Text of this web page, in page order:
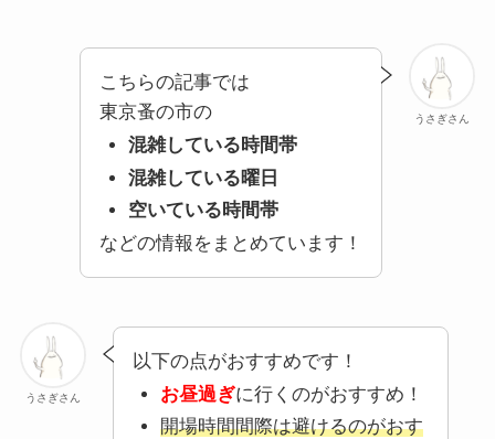
うさぎさん
こちらの記事では
東京蚤の市の
混雑している時間帯
混雑している曜日
空いている時間帯
などの情報をまとめています！
うさぎさん
以下の点がおすすめです！
お昼過ぎに行くのがおすすめ！
開場時間間際は避けるのがおす